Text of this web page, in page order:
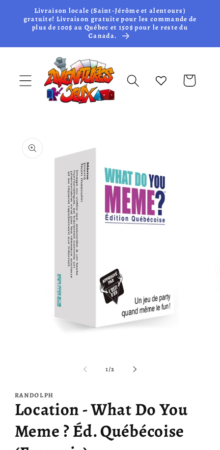
et passer
au
contenu
Livraison locale (Saint-Jérôme et alentours)
gratuite! Livraison gratuite pour les commande de
plus de 100$ au Québec et 150$ pour le reste du
Canada.
Panier
informations
produits
fenêtre
modale
1/de
2
RANDOLPH
Location - What Do You
Meme ? Éd. Québécoise